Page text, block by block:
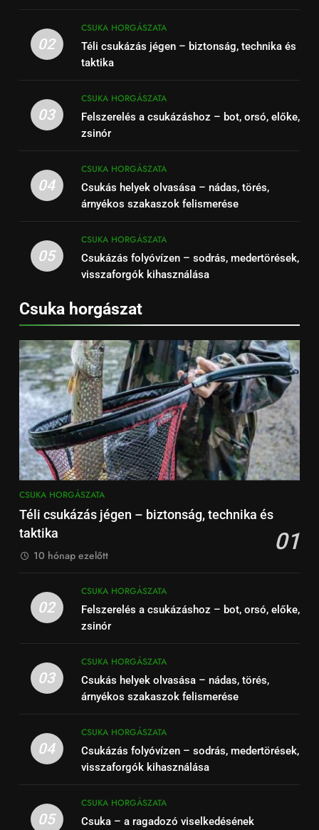
02
CSUKA HORGÁSZATA
Téli csukázás jégen – biztonság, technika és
taktika
03
CSUKA HORGÁSZATA
Felszerelés a csukázáshoz – bot, orsó, előke,
zsinór
04
CSUKA HORGÁSZATA
Csukás helyek olvasása – nádas, törés,
árnyékos szakaszok felismerése
05
CSUKA HORGÁSZATA
Csukázás folyóvízen – sodrás, medertörések,
visszaforgók kihasználása
Csuka horgászat
CSUKA HORGÁSZATA
Téli csukázás jégen – biztonság, technika és
taktika
01
10 hónap ezelőtt
02
CSUKA HORGÁSZATA
Felszerelés a csukázáshoz – bot, orsó, előke,
zsinór
03
CSUKA HORGÁSZATA
Csukás helyek olvasása – nádas, törés,
árnyékos szakaszok felismerése
04
CSUKA HORGÁSZATA
Csukázás folyóvízen – sodrás, medertörések,
visszaforgók kihasználása
05
CSUKA HORGÁSZATA
Csuka – a ragadozó viselkedésének